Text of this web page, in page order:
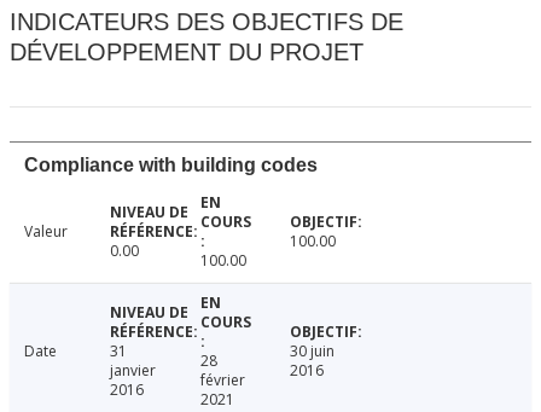
INDICATEURS DES OBJECTIFS DE
DÉVELOPPEMENT DU PROJET
Compliance with building codes
Valeur
0.00
100.00
100.00
Date
31
janvier
2016
28
février
2021
30 juin
2016